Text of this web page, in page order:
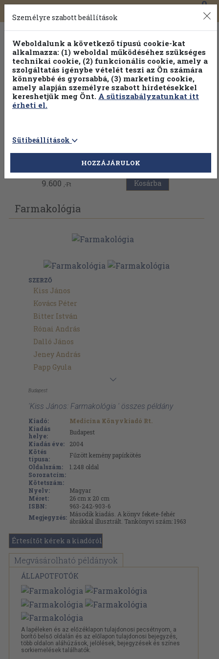
Toggle
navigation
0
Válogasson több mint 1.000.000 kiadványunk közül
100% kedvezménnyel!
Vissza az előző oldalra
9.600 ,-Ft Kosárba
Farmakológia
SZERZŐ
Kiss János
Kovács Péter
Bitter István
Rónai András
Dalló János
Jeney András
Papp Gyula
Budapest
'Kiss János: Farmakológia ' összes példány
Kiadó:
Medicina Könyvkiadó Rt.
Kiadás
helye:
Budapest
Kiadás éve:
2004
Kötés
típusa:
Fűzött kemény papírkötés
Oldalszám:
1.248 oldal
Sorozatcím:
Kötetszám:
Nyelv:
Magyar
Méret:
26 cm x 20 cm
ISBN:
963-242-903-6
Megjegyzés: Második kiadás. A könyv fekete-fehér
ábrákkal illusztrált. Tankönyvi szám: 1963
Értesítőt kérek a kiadóról
Megvásárolható példányok
ÁLLAPOTFOTÓK
A lapéleken és az előzéklapon tulajdonosi pecsétnyom, a
borító belső oldalán és az előlapon tulajdonosi bejegyzés,
több oldalon aláhúzások, jelölések, bejegyzések és színes
sorkiemelések találhatók.
Személyre szabott beállítások
Weboldalunk a következő típusú cookie-kat
alkalmazza: (1) weboldal működéséhez szükséges
technikai cookie, (2) funkcionális cookie, amely a
szolgáltatás igénybe vételét teszi az Ön számára
könnyebbé és gyorsabbá, (3) marketing cookie,
amely alapján személyre szabott hirdetésekkel
kereshetjük meg Önt. A sütiszabályzatunkat itt
érheti el.
Sütibeállítások
HOZZÁJÁRULOK